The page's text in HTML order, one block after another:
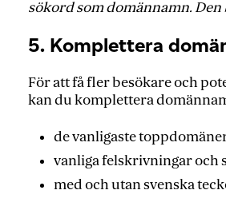
sökord som domännamn.
5. Komplettera
För att få fler besökare och
kan du komplettera
de vanligaste
vanliga felskrivningar och
med och utan svenska